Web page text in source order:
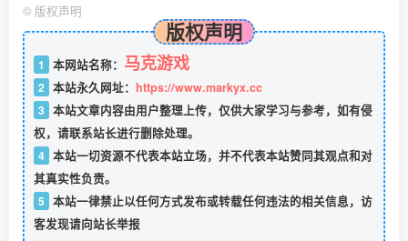
© 版权声明
版权声明
1 本网站名称： 马克游戏
2 本站永久网址： https://www.markyx.cc
3 本站文章内容由用户整理上传，仅供大家学习与参考，如有侵
权，请联系站长进行删除处理。
4 本站一切资源不代表本站立场，并不代表本站赞同其观点和对
其真实性负责。
5 本站一律禁止以任何方式发布或转载任何违法的相关信息，访
客发现请向站长举报